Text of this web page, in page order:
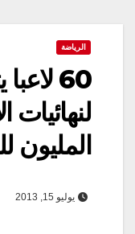
الرياضة
60
لنهائيات
المليون
يوليو 15, 2013